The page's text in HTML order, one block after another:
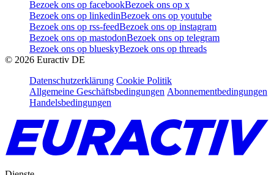
Bezoek ons op facebookBezoek ons op x
Bezoek ons op linkedinBezoek ons op youtube
Bezoek ons op rss-feedBezoek ons op instagram
Bezoek ons op mastodonBezoek ons op telegram
Bezoek ons op blueskyBezoek ons op threads
© 2026 Euractiv DE
Datenschutzerklärung Cookie Politik
Allgemeine Geschäftsbedingungen Abonnementbedingungen
Handelsbedingungen